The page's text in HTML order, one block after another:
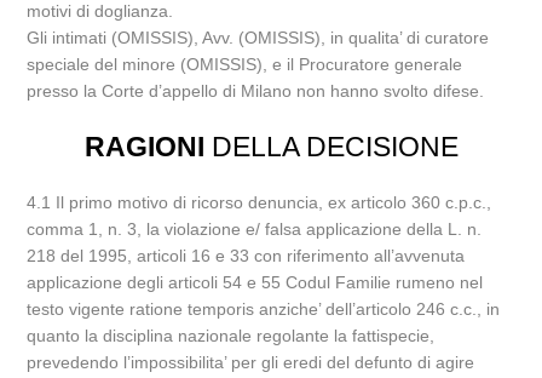
motivi di doglianza.
Gli intimati (OMISSIS), Avv. (OMISSIS), in qualita’ di curatore
speciale del minore (OMISSIS), e il Procuratore generale
presso la Corte d’appello di Milano non hanno svolto difese.
RAGIONI DELLA DECISIONE
4.1 Il primo motivo di ricorso denuncia, ex articolo 360 c.p.c.,
comma 1, n. 3, la violazione e/ falsa applicazione della L. n.
218 del 1995, articoli 16 e 33 con riferimento all’avvenuta
applicazione degli articoli 54 e 55 Codul Familie rumeno nel
testo vigente ratione temporis anziche’ dell’articolo 246 c.c., in
quanto la disciplina nazionale regolante la fattispecie,
prevedendo l’impossibilita’ per gli eredi del defunto di agire